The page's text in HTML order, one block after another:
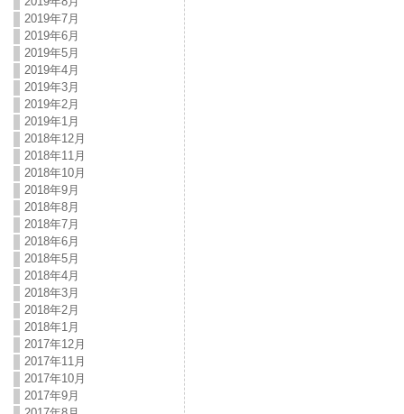
2019年7月
2019年6月
2019年5月
2019年4月
2019年3月
2019年2月
2019年1月
2018年12月
2018年11月
2018年10月
2018年9月
2018年8月
2018年7月
2018年6月
2018年5月
2018年4月
2018年3月
2018年2月
2018年1月
2017年12月
2017年11月
2017年10月
2017年9月